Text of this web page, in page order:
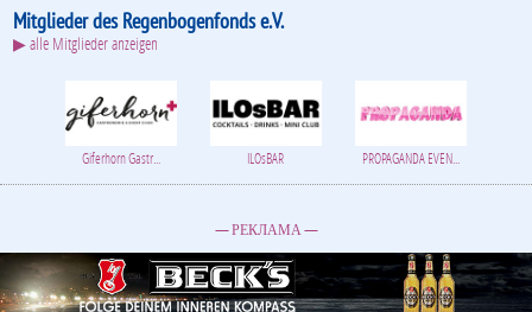
Mitglieder des Regenbogenfonds e.V.
▶ alle Mitglieder anzeigen
Giferhorn Gastr... ILOsBAR PROPAGANDA EVEN...
— РЕКЛАМА —